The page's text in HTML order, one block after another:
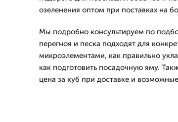
озеленения оптом при поставках на
Мы подробно консультируем по
перегноя и песка подходят для
микроэлементами, как правильно
как подготовить посадочную яму.
цена за куб при доставке и